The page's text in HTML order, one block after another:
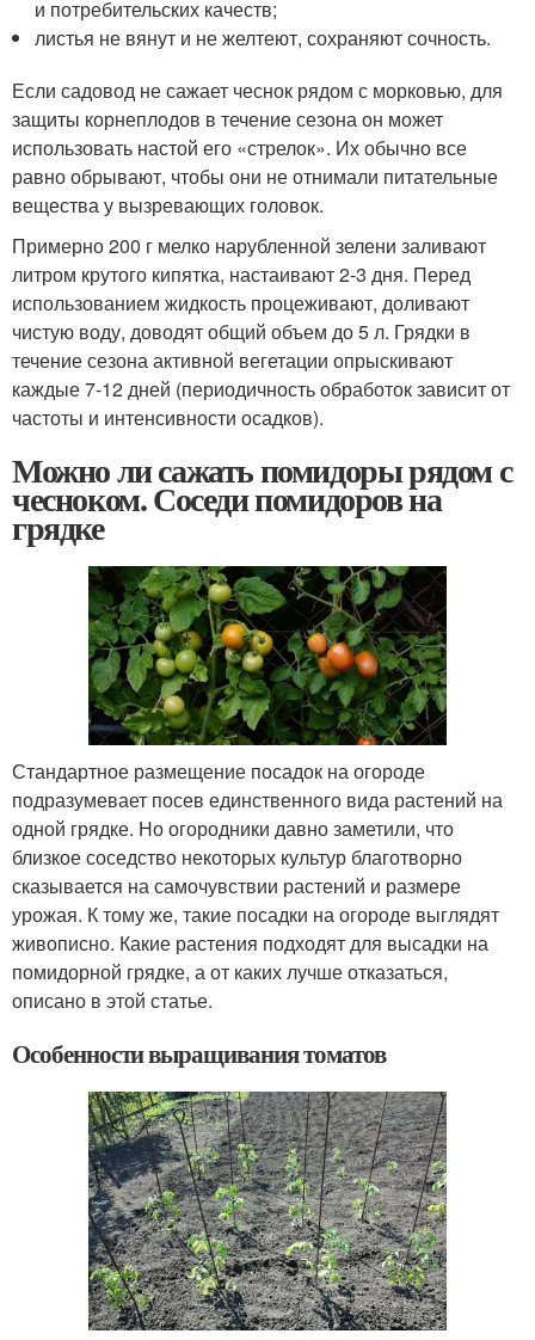
и потребительских качеств;
листья не вянут и не желтеют, сохраняют сочность.
Если садовод не сажает чеснок рядом с морковью, для
защиты корнеплодов в течение сезона он может
использовать настой его «стрелок». Их обычно все
равно обрывают, чтобы они не отнимали питательные
вещества у вызревающих головок.
Примерно 200 г мелко нарубленной зелени заливают
литром крутого кипятка, настаивают 2-3 дня. Перед
использованием жидкость процеживают, доливают
чистую воду, доводят общий объем до 5 л. Грядки в
течение сезона активной вегетации опрыскивают
каждые 7-12 дней (периодичность обработок зависит от
частоты и интенсивности осадков).
Можно ли сажать помидоры рядом с
чесноком. Соседи помидоров на
грядке
Стандартное размещение посадок на огороде
подразумевает посев единственного вида растений на
одной грядке. Но огородники давно заметили, что
близкое соседство некоторых культур благотворно
сказывается на самочувствии растений и размере
урожая. К тому же, такие посадки на огороде выглядят
живописно. Какие растения подходят для высадки на
помидорной грядке, а от каких лучше отказаться,
описано в этой статье.
Особенности выращивания томатов